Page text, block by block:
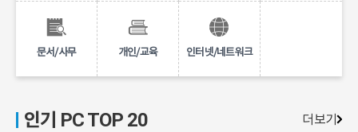
문서/사무 개인/교육 인터넷/네트워크
인기 PC TOP 20 더보기